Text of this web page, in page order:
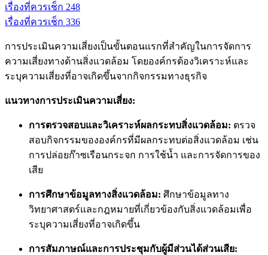
เรื่องที่ควรเช็ก 248
เรื่องที่ควรเช็ก 336
การประเมินความเสี่ยงเป็นขั้นตอนแรกที่สำคัญในการจัดการ
ความเสี่ยงทางด้านสิ่งแวดล้อม โดยองค์กรต้องวิเคราะห์และ
ระบุความเสี่ยงที่อาจเกิดขึ้นจากกิจกรรมทางธุรกิจ
แนวทางการประเมินความเสี่ยง:
การตรวจสอบและวิเคราะห์ผลกระทบสิ่งแวดล้อม: ตรวจ
สอบกิจกรรมขององค์กรที่มีผลกระทบต่อสิ่งแวดล้อม เช่น
การปล่อยก๊าซเรือนกระจก การใช้น้ำ และการจัดการของ
เสีย
การศึกษาข้อมูลทางสิ่งแวดล้อม: ศึกษาข้อมูลทาง
วิทยาศาสตร์และกฎหมายที่เกี่ยวข้องกับสิ่งแวดล้อมเพื่อ
ระบุความเสี่ยงที่อาจเกิดขึ้น
การสัมภาษณ์และการประชุมกับผู้มีส่วนได้ส่วนเสีย: